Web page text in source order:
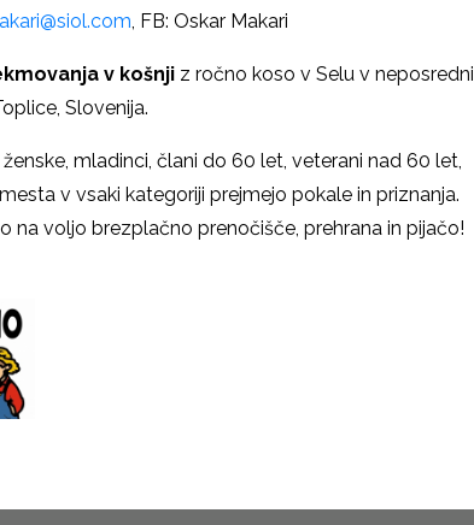
, FB: Oskar Makari
v košnji z ročno koso v Selu v neposredni
Slovenija.
mladinci, člani do 60 let, veterani nad 60 let,
v vsaki kategoriji prejmejo pokale in priznanja.
na voljo brezplačno prenočišče, prehrana in pijačo!
vremenu.